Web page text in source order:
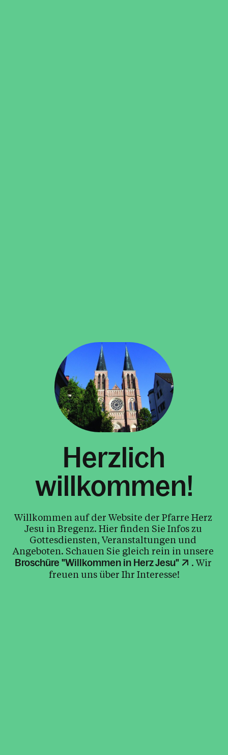
Herzlich
willkommen!
Willkommen auf der Website der Pfarre Herz
Jesu in Bregenz. Hier finden Sie Infos zu
Gottesdiensten, Veranstaltungen und
Angeboten. Schauen Sie gleich rein in unsere
Broschüre "Willkommen in Herz Jesu"
. Wir
freuen uns über Ihr Interesse!